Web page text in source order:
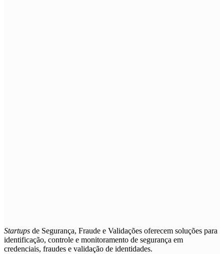
Startups de Segurança, Fraude e Validações oferecem soluções para
identificação, controle e monitoramento de segurança em
credenciais, fraudes e validação de identidades.